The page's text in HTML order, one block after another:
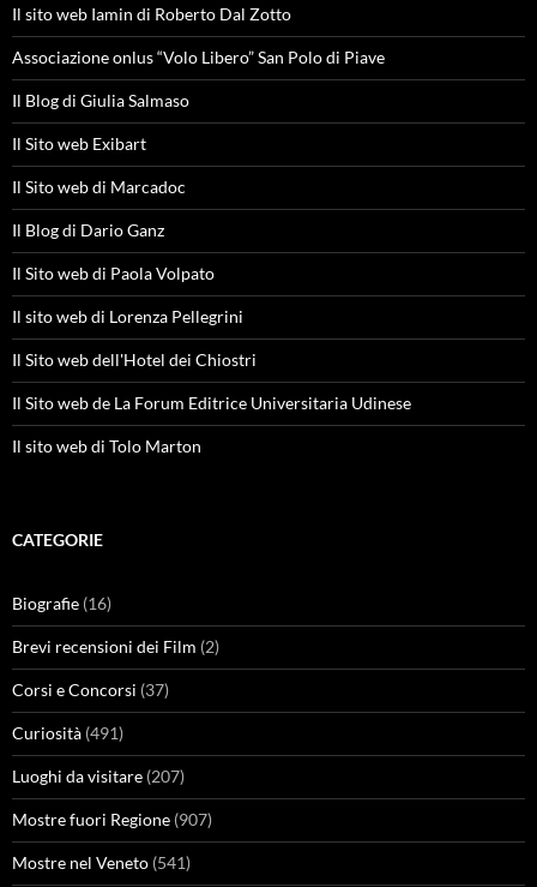
Il sito web Iamin di Roberto Dal Zotto
Associazione onlus “Volo Libero” San Polo di Piave
Il Blog di Giulia Salmaso
Il Sito web Exibart
Il Sito web di Marcadoc
Il Blog di Dario Ganz
Il Sito web di Paola Volpato
Il sito web di Lorenza Pellegrini
Il Sito web dell'Hotel dei Chiostri
Il Sito web de La Forum Editrice Universitaria Udinese
Il sito web di Tolo Marton
CATEGORIE
Biografie (16)
Brevi recensioni dei Film (2)
Corsi e Concorsi (37)
Curiosità (491)
Luoghi da visitare (207)
Mostre fuori Regione (907)
Mostre nel Veneto (541)